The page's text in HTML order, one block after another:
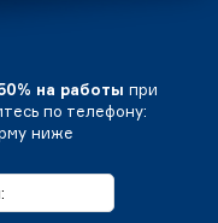
на работы при
по телефону:
ниже